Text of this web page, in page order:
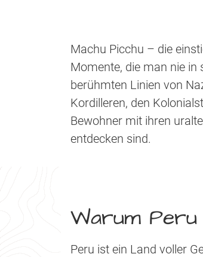
Machu Picchu – die
Momente, die man nie
berühmten Linien von
Kordilleren, den
Bewohner mit ihren
entdecken sind.
Warum
Peru ist ein Land voller